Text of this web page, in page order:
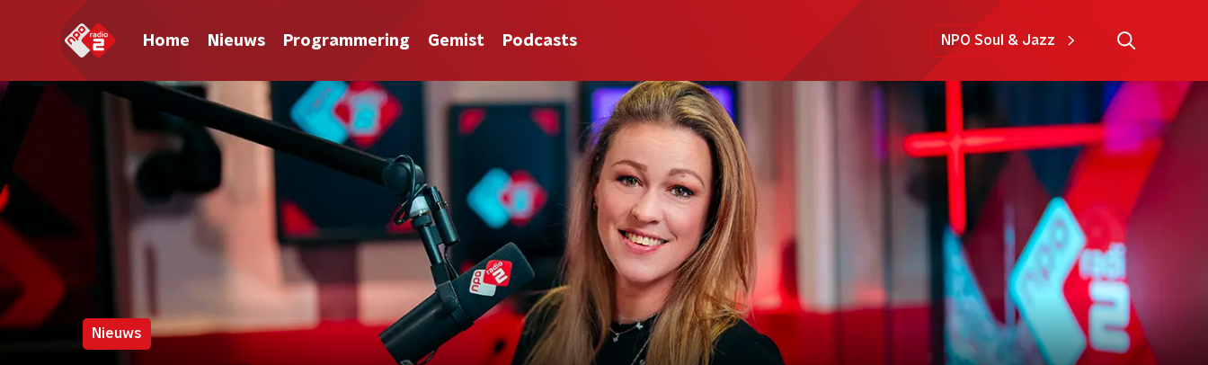
Home Nieuws Programmering Gemist Podcasts NPO Soul & Jazz
Nieuws